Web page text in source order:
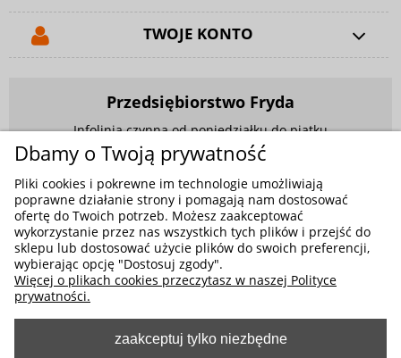
TWOJE KONTO
Przedsiębiorstwo Fryda
Infolinia czynna od poniedziałku do piątku
w godzinach 9.00 - 17.00
881 703 704
E-mail:sklep@fryda.com.pl
Sklepy stacjonarne:
ul. Składowa 26, 34-400 Nowy Targ
ul. Żywiecka 91, 43-300 Bielsko-Biała
Dbamy o Twoją prywatność
Pliki cookies i pokrewne im technologie umożliwiają
poprawne działanie strony i pomagają nam dostosować
ofertę do Twoich potrzeb. Możesz zaakceptować
wykorzystanie przez nas wszystkich tych plików i przejść do
sklepu lub dostosować użycie plików do swoich preferencji,
wybierając opcję "Dostosuj zgody".
Więcej o plikach cookies przeczytasz w naszej Polityce
prywatności.
zaakceptuj tylko niezbędne